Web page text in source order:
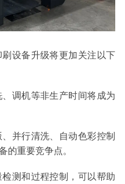
设备升级将更加关注以下
调机等非生产时间将成为
并行清洗、自动色彩控制
的重要竞争点。
测和过程控制，可以帮助